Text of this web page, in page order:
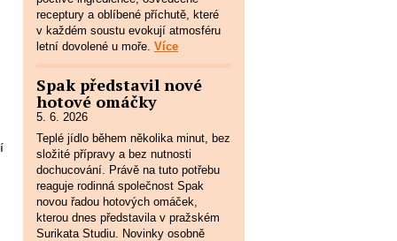
receptury a oblíbené příchutě, které
v každém soustu evokují atmosféru
letní dovolené u moře. Více
Spak představil nové
hotové omáčky
5. 6. 2026
Teplé jídlo během několika minut, bez
složité přípravy a bez nutnosti
dochucování. Právě na tuto potřebu
reaguje rodinná společnost Spak
novou řadou hotových omáček,
kterou dnes představila v pražském
Surikata Studiu. Novinky osobně